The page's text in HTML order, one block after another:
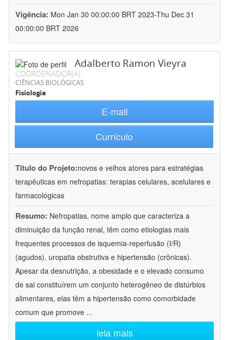
Vigência: Mon Jan 30 00:00:00 BRT 2023-Thu Dec 31
00:00:00 BRT 2026
Adalberto Ramon Vieyra
COORDENADOR(A)
CIÊNCIAS BIOLÓGICAS
Fisiologia
E-mail
Currículo
Título do Projeto:novos e velhos atores para estratégias
terapêuticas em nefropatias: terapias celulares, acelulares e
farmacológicas
Resumo: Nefropatias, nome amplo que caracteriza a
diminuição da função renal, têm como etiologias mais
frequentes processos de isquemia-reperfusão (I/R)
(agudos), uropatia obstrutiva e hipertensão (crônicas).
Apesar da desnutrição, a obesidade e o elevado consumo
de sal constituírem um conjunto heterogêneo de distúrbios
alimentares, elas têm a hipertensão como comorbidade
comum que promove ...
leia mais